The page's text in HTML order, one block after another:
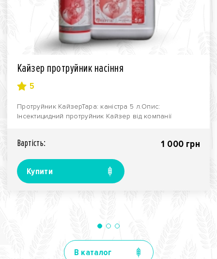
Кайзер протруйник насіння
5
Протруйник КайзерТара: каністра 5 л.Опис:
Інсектицидний протруйник Кайзер від компанії
Вартiсть: 1 000 грн
Купити
В каталог